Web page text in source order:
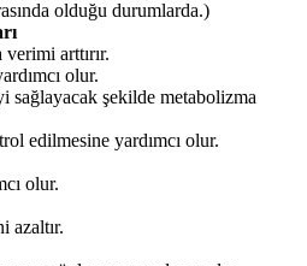
olduğu durumlarda.)
arttırır.
olur.
şekilde metabolizma
edilmesine yardımcı olur.
olur.
azaltır.